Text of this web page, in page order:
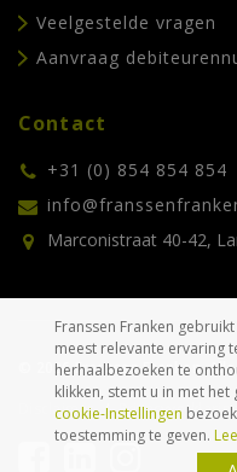
Veelgestelde vragen
Aanvraag
Contact
+31 (0) 854 854 854
Marconistraat 40-42,
© 2026 Franssen Franken.
Disclaimer
Franssen Franken
meest relevante ervaring
herhaalbezoeken te
klikken, stemt u in met het
cookie-Instellingen
toestemming te geven.